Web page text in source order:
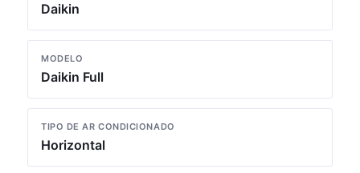
Daikin
MODELO
Daikin Full
TIPO DE AR CONDICIONADO
Horizontal